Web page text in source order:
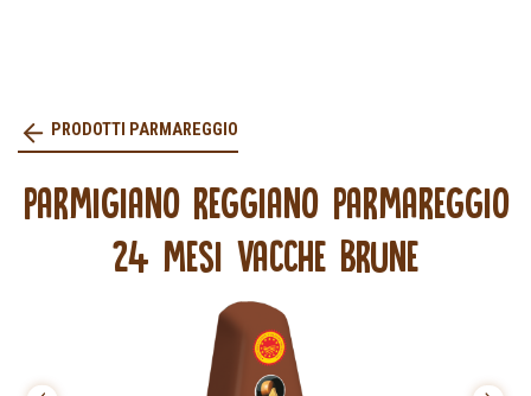
PRODOTTI PARMAREGGIO
PARMIGIANO REGGIANO PARMAREGGIO
24 MESI VACCHE BRUNE